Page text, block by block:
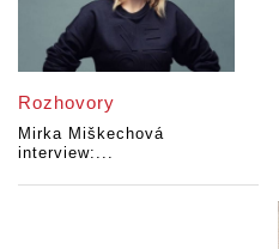
Rozhovory
Mirka Miškechová
interview:...